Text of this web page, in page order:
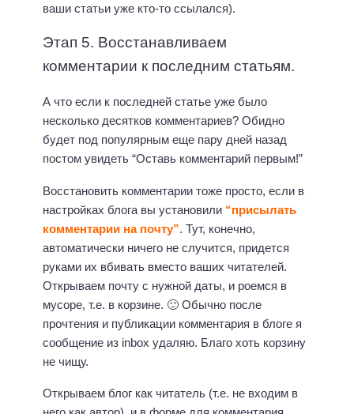
ваши статьи уже кто-то ссылался).
Этап 5. Восстанавливаем
комментарии к последним статьям.
А что если к последней статье уже было
несколько десятков комментариев? Обидно
будет под популярным еще пару дней назад
постом увидеть “Оставь комментарий первым!”
Восстановить комментарии тоже просто, если в
настройках блога вы установили “присылать
комментарии на почту”. Тут, конечно,
автоматически ничего не случится, придется
руками их вбивать вместо ваших читателей.
Открываем почту с нужной даты, и роемся в
мусоре, т.е. в корзине. 🙂 Обычно после
прочтения и публикации комментария в блоге я
сообщение из inbox удаляю. Благо хоть корзину
не чищу.
Открываем блог как читатель (т.е. не входим в